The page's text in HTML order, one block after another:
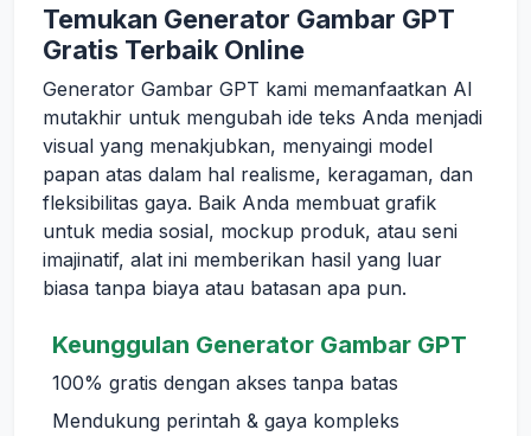
Temukan Generator Gambar GPT
Gratis Terbaik Online
Generator Gambar GPT kami memanfaatkan AI
mutakhir untuk mengubah ide teks Anda menjadi
visual yang menakjubkan, menyaingi model
papan atas dalam hal realisme, keragaman, dan
fleksibilitas gaya. Baik Anda membuat grafik
untuk media sosial, mockup produk, atau seni
imajinatif, alat ini memberikan hasil yang luar
biasa tanpa biaya atau batasan apa pun.
Keunggulan Generator Gambar GPT
100% gratis dengan akses tanpa batas
Mendukung perintah & gaya kompleks